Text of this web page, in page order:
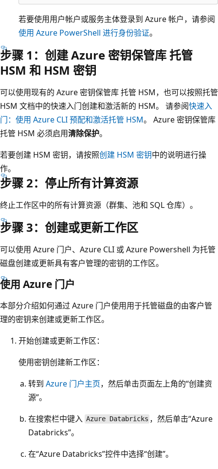
若要使用用户帐户或服务主体登录到 Azure 帐户，请参阅
使用 Azure PowerShell 进行身份验证。
步骤 1：创建 Azure 密钥保管库 托管
HSM 和 HSM 密钥
可以使用现有的 Azure 密钥保管库 托管 HSM，也可以按照托管
HSM 文档中的快速入门创建和激活新的 HSM。 请参阅快速入
门：使用 Azure CLI 预配和激活托管 HSM。 Azure 密钥保管库
托管 HSM 必须启用清除保护。
若要创建 HSM 密钥，请按照创建 HSM 密钥中的说明进行操
作。
步骤 2：停止所有计算资源
终止工作区中的所有计算资源（群集、池和 SQL 仓库）。
步骤 3：创建或更新工作区
可以使用 Azure 门户、Azure CLI 或 Azure Powershell 为托管
磁盘创建或更新具有客户管理的密钥的工作区。
使用 Azure 门户
本部分介绍如何通过 Azure 门户使用用于托管磁盘的由客户管
理的密钥来创建或更新工作区。
开始创建或更新工作区：
使用密钥创建新工作区：
转到 Azure 门户主页，然后单击页面左上角的“创建资
源”。
在搜索栏中键入 Azure Databricks ，然后单击“Azure
Databricks”。
在“Azure Databricks”控件中选择“创建”。